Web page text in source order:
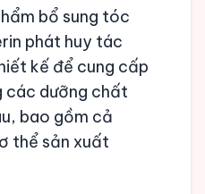
bổ sung tóc
phát huy tác
kế để cung cấp
các dưỡng chất
bao gồm cả
thể sản xuất